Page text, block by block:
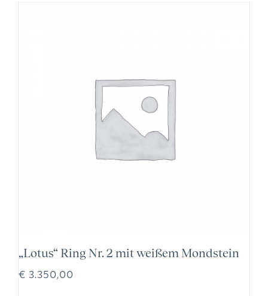
„Lotus“ Ring Nr. 2 mit weißem Mondstein
€ 3.350,00